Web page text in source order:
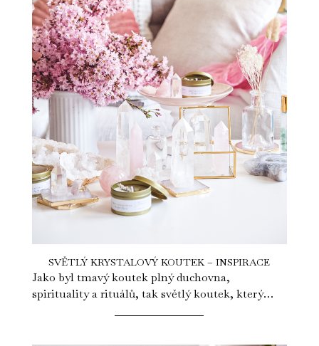
SVĚTLÝ KRYSTALOVÝ KOUTEK – INSPIRACE
Jako byl tmavý koutek plný duchovna,
spirituality a rituálů, tak světlý koutek, který